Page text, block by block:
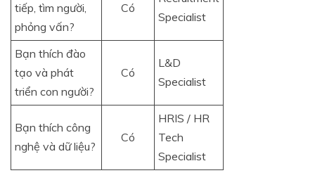
tiếp, tìm người,
phỏng vấn?
Có
Specialist
Bạn thích đào
tạo và phát
triển con người?
Có
L&D
Specialist
Bạn thích công
nghệ và dữ liệu?
Có
HRIS / HR
Tech
Specialist